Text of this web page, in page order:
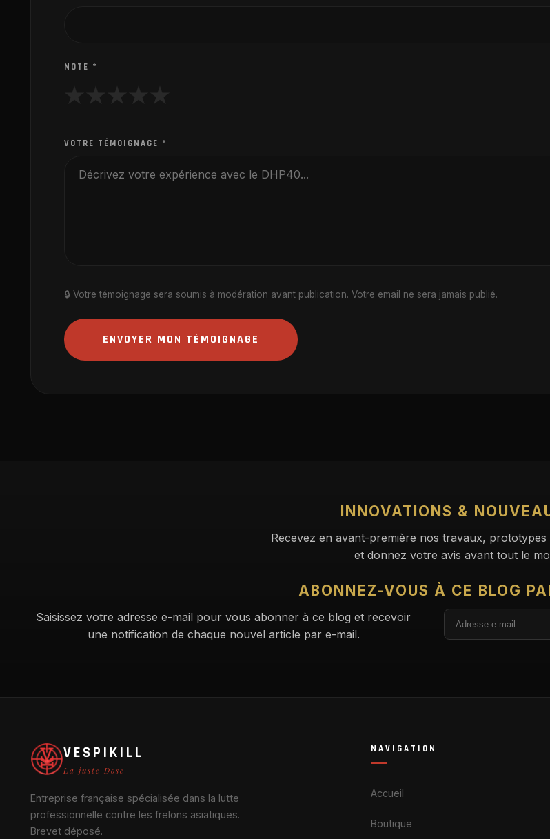
NOTE *
VOTRE TÉMOIGNAGE *
🔒 Votre témoignage sera soumis à modération avant publication. Votre email ne sera jamais publié.
ENVOYER MON TÉMOIGNAGE
INNOVATIONS &
Recevez en avant-première nos travaux,
et donnez votre avis avant tout le
ABONNEZ-VOUS À CE BLOG
Saisissez votre adresse e-mail pour vous abonner à ce blog et recevoir
une notification de chaque nouvel article par e-mail.
Adresse
e-
VESPIKILL
La juste Dose
Entreprise française spécialisée dans la lutte
professionnelle contre les frelons asiatiques.
Brevet déposé.
NAVIGATION
Accueil
Boutique